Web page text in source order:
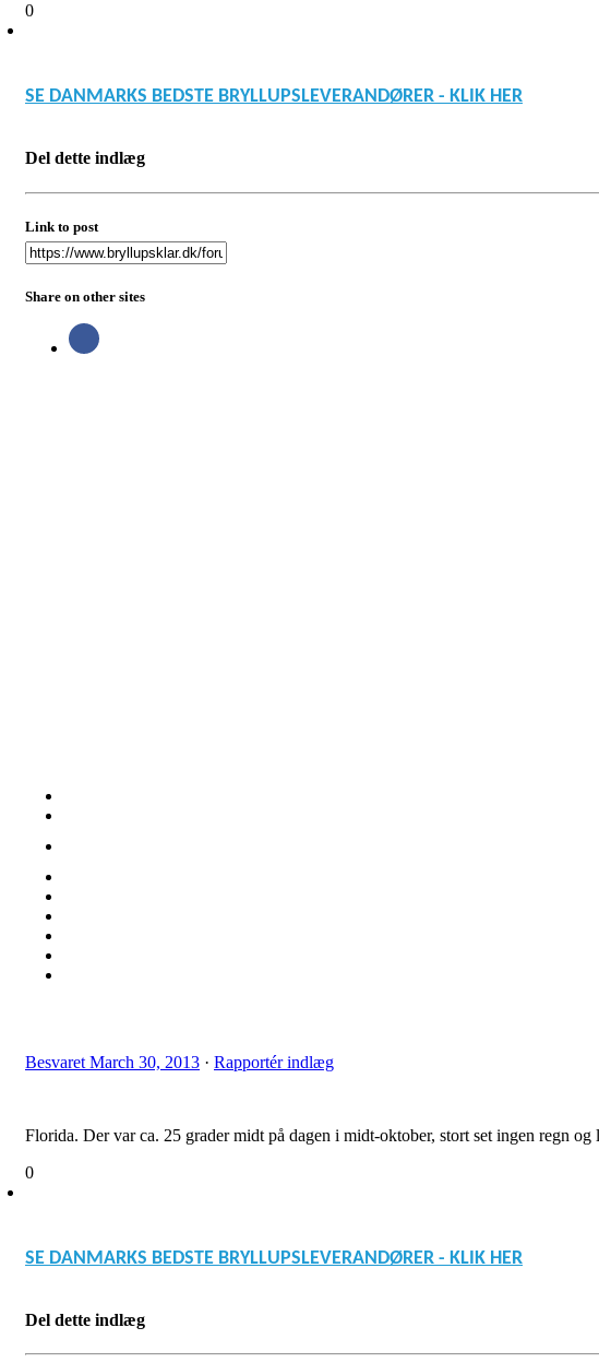
0
SE DANMARKS BEDSTE BRYLLUPSLEVERANDØRER - KLIK HER
Del dette indlæg
Link to post
Share on other sites
Besvaret March 30, 2013 · Rapportér indlæg
Florida. Der var ca. 25 grader midt på dagen i midt-oktober, stort set ingen regn
0
SE DANMARKS BEDSTE BRYLLUPSLEVERANDØRER - KLIK HER
Del dette indlæg